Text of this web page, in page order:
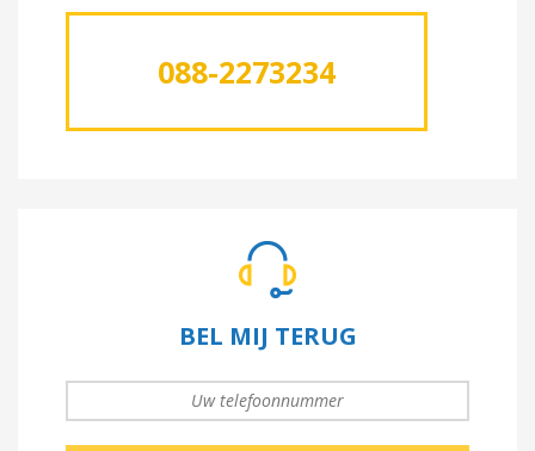
088-2273234
BEL MIJ TERUG
UW TELEFOONNUMMER*